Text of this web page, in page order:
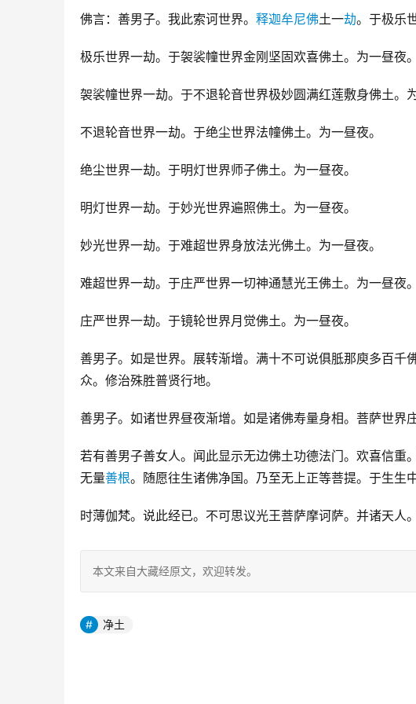
佛言：善男子。我此索诃世界。 释迦牟尼佛土一劫。于极乐
极乐世界一劫。于袈裟幢世界金刚坚固欢喜佛土。为一昼夜。
袈裟幢世界一劫。于不退轮音世界极妙圆满红莲敷身佛土。为
不退轮音世界一劫。于绝尘世界法幢佛土。为一昼夜。
绝尘世界一劫。于明灯世界师子佛土。为一昼夜。
明灯世界一劫。于妙光世界遍照佛土。为一昼夜。
妙光世界一劫。于难超世界身放法光佛土。为一昼夜。
难超世界一劫。于庄严世界一切神通慧光王佛土。为一昼夜。
庄严世界一劫。于镜轮世界月觉佛土。为一昼夜。
善男子。如是世界。展转渐增。满十不可说俱胝那庾多百
众。修治殊胜普贤行地。
善男子。如诸世界昼夜渐增。如是诸佛寿量身相。菩萨世界
若有善男子善女人。闻此显示无边佛土功德法门。欢喜信重
无量善根。随愿往生诸佛净国。乃至无上正等菩提。于生生
时薄伽梵。说此经已。不可思议光王菩萨摩诃萨。并诸天人
本文来自大藏经原文，欢迎转发。
净土